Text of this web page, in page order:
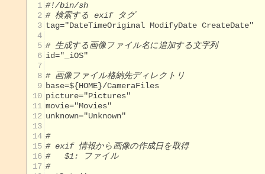
  1
#!/bin/sh
  2
# 検索する exif タグ
  3
  4
  5
# 生成する画像ファイル名に追加する文字列
  6
  7
  8
# 画像ファイル格納先ディレクトリ
  9
base=${HOME}/CameraFiles
10
11
12
13
14 #
15 # exif 情報から画像の作成日を取得
16 #   $1: ファイル
17 #